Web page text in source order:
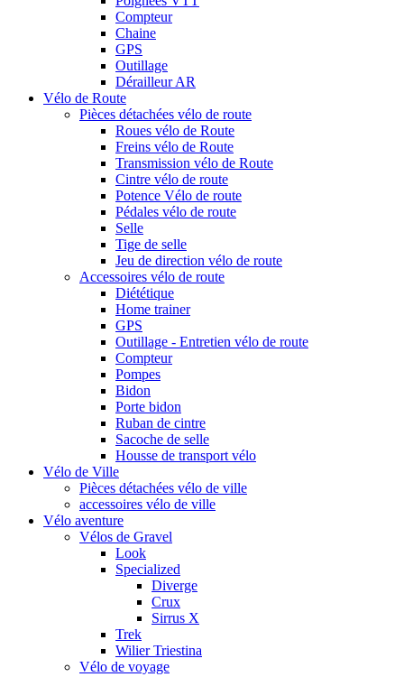
Compteur
Chaine
GPS
Outillage
Dérailleur AR
Vélo de Route
Pièces détachées vélo de route
Roues vélo de Route
Freins vélo de Route
Transmission vélo de Route
Cintre vélo de route
Potence Vélo de route
Pédales vélo de route
Selle
Tige de selle
Jeu de direction vélo de route
Accessoires vélo de route
Diététique
Home trainer
GPS
Outillage - Entretien vélo de route
Compteur
Pompes
Bidon
Porte bidon
Ruban de cintre
Sacoche de selle
Housse de transport vélo
Vélo de Ville
Pièces détachées vélo de ville
accessoires vélo de ville
Vélo aventure
Vélos de Gravel
Look
Specialized
Diverge
Crux
Sirrus X
Trek
Wilier Triestina
Vélo de voyage